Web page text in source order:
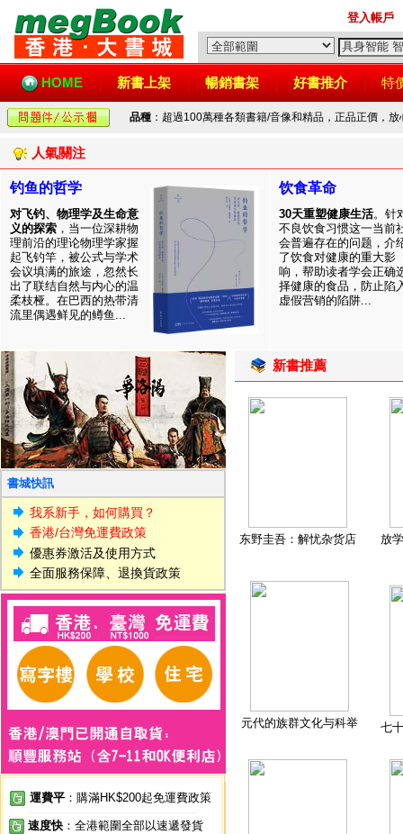
登入帳戶
HOME 新書上架 暢銷書架 好書推介 特
品種 ：超過100萬種各類書籍/音像和精品，正品正價，
人氣關注
钓鱼的哲学
对飞钓、物理学及生命意
义的探索 ，当一位深耕物
理前沿的理论物理学家握
起飞钓竿，被公式与学术
会议填满的旅途，忽然长
出了联结自然与内心的温
柔枝桠。在巴西的热带清
流里偶遇鲜见的鳟鱼...
饮食革命
30天重塑健康生活。针
不良饮食习惯这一当前
会普遍存在的问题，介
了饮食对健康的重大影
响，帮助读者学会正确
择健康的食品，防止陷
虚假营销的陷阱...
書城快訊
我系新手，如何購買？
香港/台灣免運費政策
優惠券激活及使用方式
全面服務保障、退換貨政策
運費平 ：購滿HK$200起免運費政策
速度快 ：全港範圍全部以速遞發貨
新書推薦
东野圭吾：解忧杂货店 放
元代的族群文化与科举 七